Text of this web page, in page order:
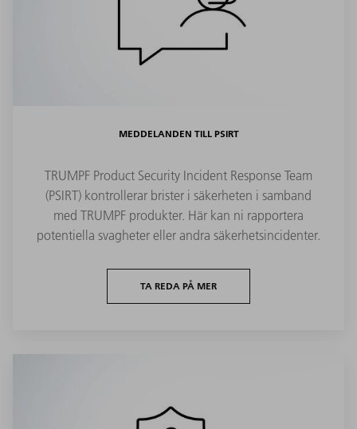
MEDDELANDEN TILL PSIRT
TRUMPF Product Security Incident Response Team
(PSIRT) kontrollerar brister i säkerheten i samband
med TRUMPF produkter. Här kan ni rapportera
potentiella svagheter eller andra säkerhetsincidenter.
TA REDA PÅ MER